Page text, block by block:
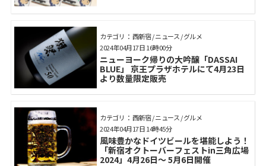
カテゴリ： 西新宿 / ニュース / グルメ
ニューヨーク帰りの大吟醸「DASSAI
BLUE」 京王プラザホテルにて4月23日
より数量限定販売
2024年04月17日 16時00分
カテゴリ： 西新宿 / ニュース / グルメ
風味豊かなドイツビールを堪能しよう！
「新宿オクトーバーフェストin三角広場
2024」4月26日〜 5月6日開催
2024年04月17日 14時45分